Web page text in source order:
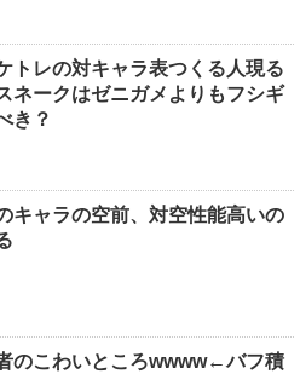
トレの対キャラ表つくる人現る
ネークはゼニガメよりもフシギ
き？
キャラの空前、対空性能高いの
のこわいところwwww←バフ積